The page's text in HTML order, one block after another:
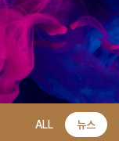
렌탈
ALL 뉴스